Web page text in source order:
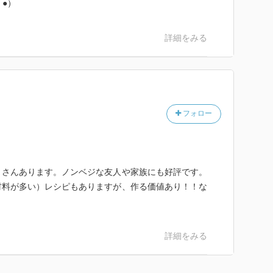
）
詳細をみる
フォロー
んあります。ノンベジな友人や家族にも好評です。
が多い）レシピもありますが、作る価値あり！！な
詳細をみる